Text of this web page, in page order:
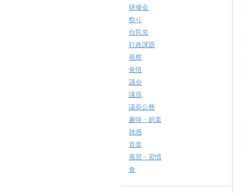
研修会
祭り
自民党
行政課題
視察
覚悟
議会
議員
議長公務
趣味・娯楽
雑感
音楽
風習・習慣
食